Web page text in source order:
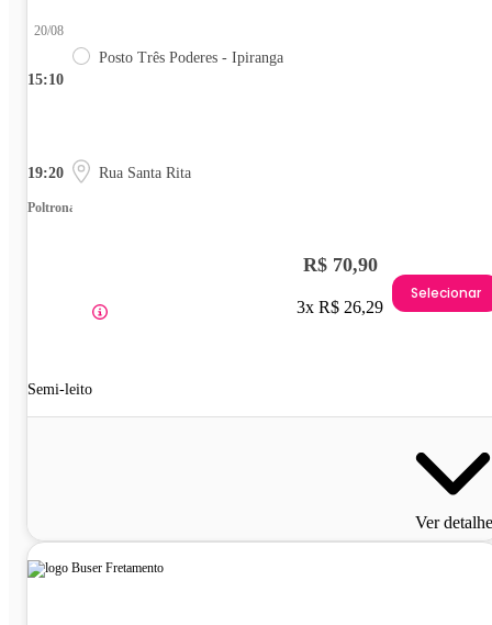
15:10
20/08
Posto Três Poderes - Ipiranga
19:20 Rua Santa Rita
Poltrona
Semi-leito
R$ 70,90
3x R$ 26,29
Selecionar
Ver